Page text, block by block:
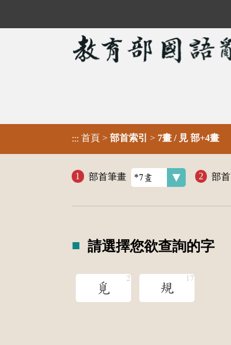
::: 首頁 > 部首索引 > 7畫 / 見 部+4畫
部首筆畫 部首
請選擇您欲查詢的字
覓 規